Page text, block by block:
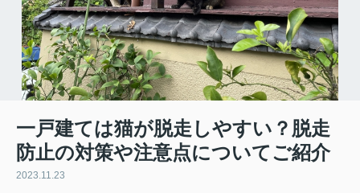
一戸建ては猫が脱走しやすい？脱走
防止の対策や注意点についてご紹介
2023.11.23